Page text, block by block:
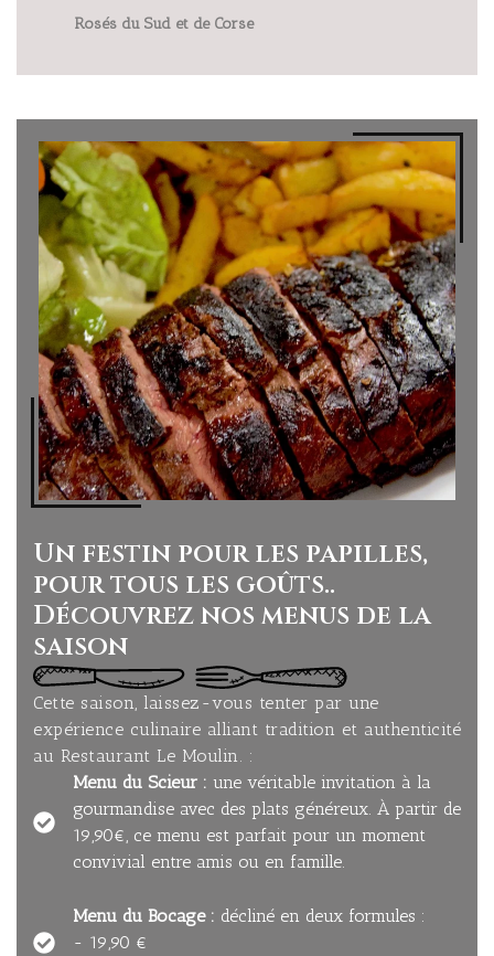
Bordeaux Rouges
Un festin pour les papilles,
pour tous les goûts..
Découvrez nos menus de la
saison
Cette saison, laissez-vous tenter par une
expérience culinaire alliant tradition et authenticité
au Restaurant Le Moulin. :
Menu du Scieur : une véritable invitation à la
gourmandise avec des plats généreux. À partir de
19,90€, ce menu est parfait pour un moment
convivial entre amis ou en famille.
Menu du Bocage : décliné en deux formules :
- 19,90 €